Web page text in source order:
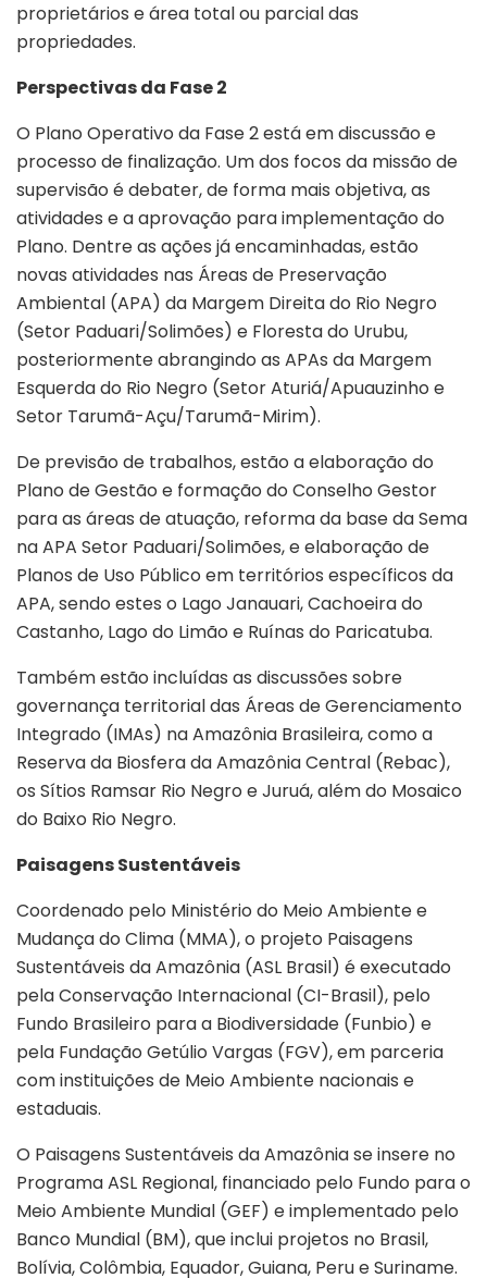
proprietários e área total ou parcial das
propriedades.
Perspectivas da Fase 2
O Plano Operativo da Fase 2 está em discussão e
processo de finalização. Um dos focos da missão de
supervisão é debater, de forma mais objetiva, as
atividades e a aprovação para implementação do
Plano. Dentre as ações já encaminhadas, estão
novas atividades nas Áreas de Preservação
Ambiental (APA) da Margem Direita do Rio Negro
(Setor Paduari/Solimões) e Floresta do Urubu,
posteriormente abrangindo as APAs da Margem
Esquerda do Rio Negro (Setor Aturiá/Apuauzinho e
Setor Tarumã-Açu/Tarumã-Mirim).
De previsão de trabalhos, estão a elaboração do
Plano de Gestão e formação do Conselho Gestor
para as áreas de atuação, reforma da base da Sema
na APA Setor Paduari/Solimões, e elaboração de
Planos de Uso Público em territórios específicos da
APA, sendo estes o Lago Janauari, Cachoeira do
Castanho, Lago do Limão e Ruínas do Paricatuba.
Também estão incluídas as discussões sobre
governança territorial das Áreas de Gerenciamento
Integrado (IMAs) na Amazônia Brasileira, como a
Reserva da Biosfera da Amazônia Central (Rebac),
os Sítios Ramsar Rio Negro e Juruá, além do Mosaico
do Baixo Rio Negro.
Paisagens Sustentáveis
Coordenado pelo Ministério do Meio Ambiente e
Mudança do Clima (MMA), o projeto Paisagens
Sustentáveis da Amazônia (ASL Brasil) é executado
pela Conservação Internacional (CI-Brasil), pelo
Fundo Brasileiro para a Biodiversidade (Funbio) e
pela Fundação Getúlio Vargas (FGV), em parceria
com instituições de Meio Ambiente nacionais e
estaduais.
O Paisagens Sustentáveis da Amazônia se insere no
Programa ASL Regional, financiado pelo Fundo para o
Meio Ambiente Mundial (GEF) e implementado pelo
Banco Mundial (BM), que inclui projetos no Brasil,
Bolívia, Colômbia, Equador, Guiana, Peru e Suriname.